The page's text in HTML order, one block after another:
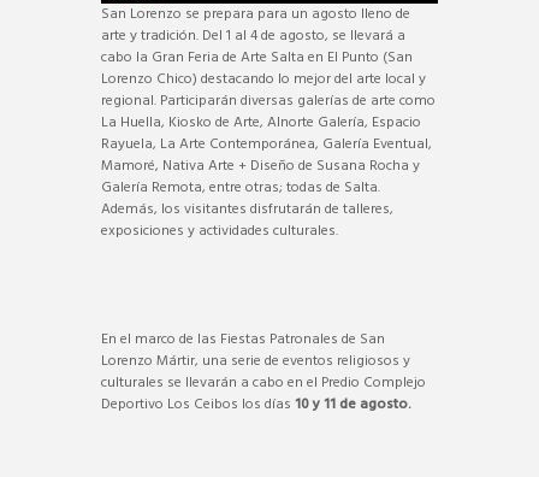
San Lorenzo se prepara para un agosto lleno de
arte y tradición. Del 1 al 4 de agosto, se llevará a
cabo la Gran Feria de Arte Salta en El Punto (San
Lorenzo Chico) destacando lo mejor del arte local y
regional. Participarán diversas galerías de arte como
La Huella, Kiosko de Arte, Alnorte Galería, Espacio
Rayuela, La Arte Contemporánea, Galería Eventual,
Mamoré, Nativa Arte + Diseño de Susana Rocha y
Galería Remota, entre otras; todas de Salta.
Además, los visitantes disfrutarán de talleres,
exposiciones y actividades culturales.
En el marco de las Fiestas Patronales de San
Lorenzo Mártir, una serie de eventos religiosos y
culturales se llevarán a cabo en el Predio Complejo
Deportivo Los Ceibos los días 10 y 11 de agosto.